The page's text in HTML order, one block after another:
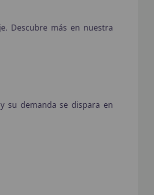
Descubre más en nuestra
su demanda se dispara en